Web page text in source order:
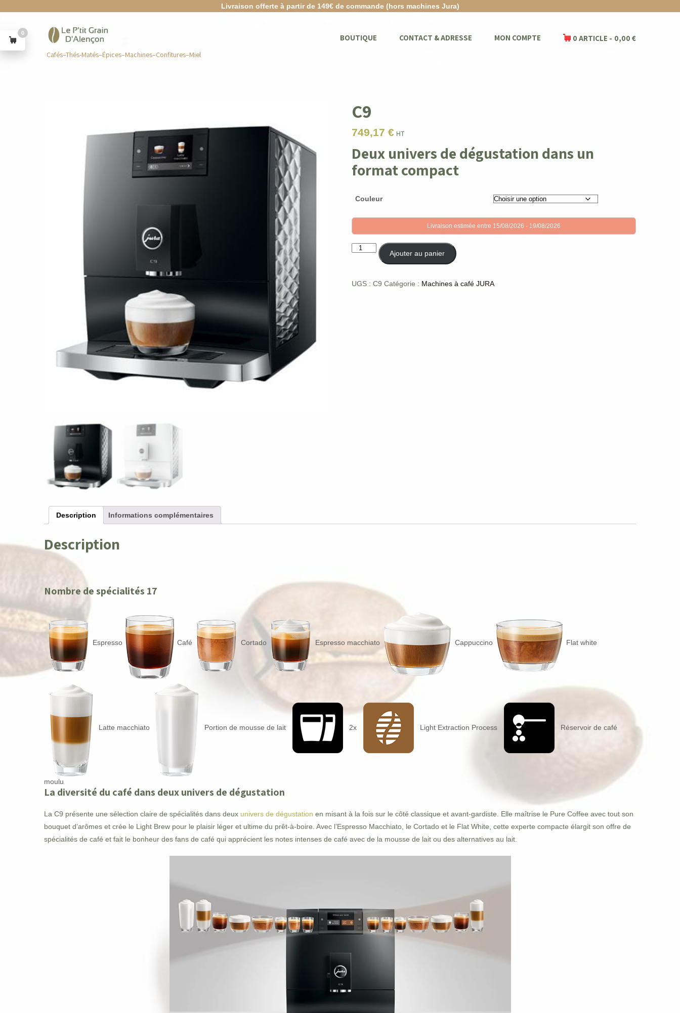
Livraison offerte à partir de 149€ de commande (hors machines Jura)
Cafés–Thés-Matés–Épices–Machines–Confitures–Miel
BOUTIQUE CONTACT & ADRESSE MON COMPTE 0 ARTICLE 0,00 €
C9
749,17€ HT
Deux univers de dégustation dans un
format compact
Couleur
Livraison estimée entre 15/08/2026 - 19/08/2026
quantité
Ajouter au panier
UGS :C9 Catégorie : Machines à café JURA
Description Informations complémentaires
Description
Nombre de spécialités 17
Espresso Café Cortado Espresso macchiato Cappuccino Flat white
Latte macchiato Portion de mousse de lait 2x Light Extraction Process Réservoir de café
moulu
La diversité du café dans deux univers de dégustation
La C9 présente une sélection claire de spécialités dans deux univers de dégustation en misant à la fois sur le côté classique et avant-gardiste. Elle maîtrise le Pure Coffee avec tout son
bouquet d’arômes et crée le Light Brew pour le plaisir léger et ultime du prêt-à-boire. Avec l’Espresso Macchiato, le Cortado et le Flat White, cette experte compacte élargit son offre de
spécialités de café et fait le bonheur des fans de café qui apprécient les notes intenses de café avec de la mousse de lait ou des alternatives au lait.
0